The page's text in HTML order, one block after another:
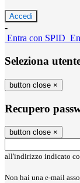
-
Entra con SPID
Seleziona
button close ×
Recupero
button close ×
all'indirizzo indicato
Non hai una e-mail